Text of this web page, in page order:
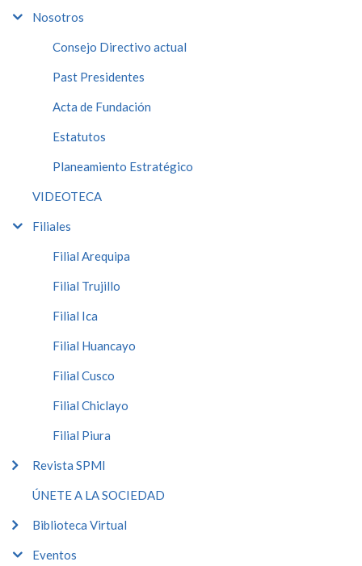
Nosotros
Consejo Directivo actual
Past Presidentes
Acta de Fundación
Estatutos
Planeamiento Estratégico
VIDEOTECA
Filiales
Filial Arequipa
Filial Trujillo
Filial Ica
Filial Huancayo
Filial Cusco
Filial Chiclayo
Filial Piura
Revista SPMI
ÚNETE A LA SOCIEDAD
Biblioteca Virtual
Eventos